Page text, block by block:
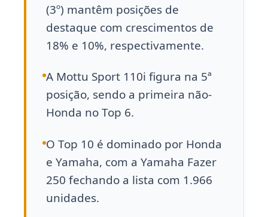
(3º) mantêm posições de
destaque com crescimentos de
18% e 10%, respectivamente.
A Mottu Sport 110i figura na 5ª
posição, sendo a primeira não-
Honda no Top 6.
O Top 10 é dominado por Honda
e Yamaha, com a Yamaha Fazer
250 fechando a lista com 1.966
unidades.